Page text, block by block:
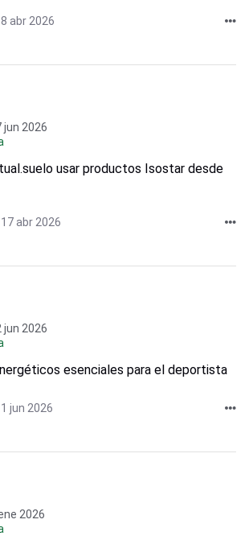
abr 2026
jun 2026
usar productos Isostar desde
abr 2026
jun 2026
esenciales para el deportista
jun 2026
2026